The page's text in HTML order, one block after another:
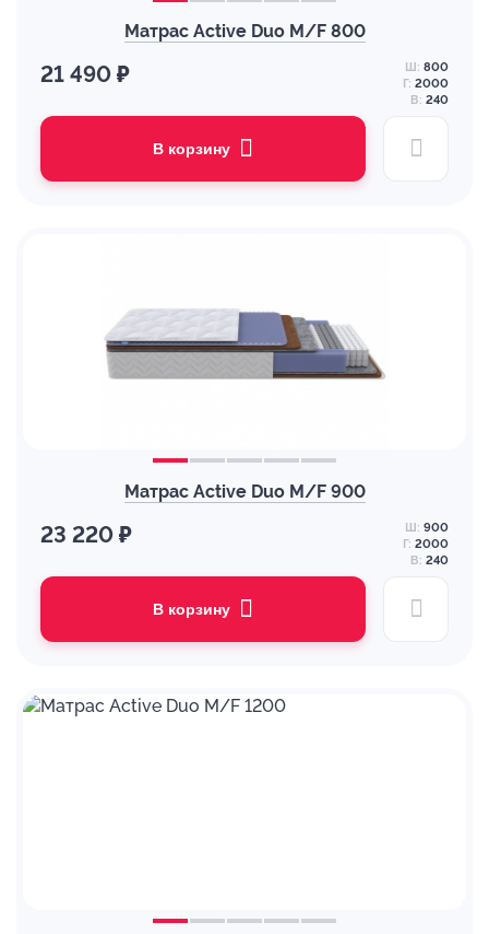
Матрас Active Duo M/F 800
21 490 ₽ Ш: 800
Г: 2000
В: 240
В корзину
Матрас Active Duo M/F 900
23 220 ₽ Ш: 900
Г: 2000
В: 240
В корзину